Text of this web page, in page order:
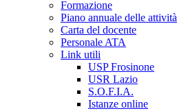
Formazione
Piano annuale delle attività
Carta del docente
Personale ATA
Link utili
USP Frosinone
USR Lazio
S.O.F.I.A.
Istanze online